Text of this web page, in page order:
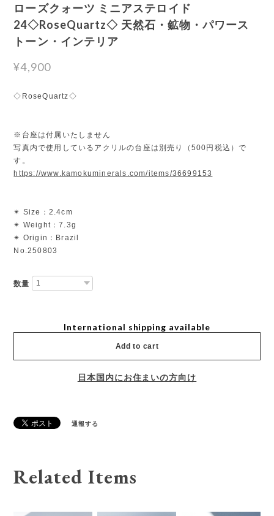
ローズクォーツ ミニアステロイド
24◇RoseQuartz◇ 天然石・鉱物・パワース
トーン・インテリア
¥4,900
◇RoseQuartz◇
※台座は付属いたしません
写真内で使用しているアクリルの台座は別売り（500円税込）で
す。
https://www.kamokuminerals.com/items/36699153
✴︎ Size：2.4cm
✴︎ Weight：7.3g
✴︎ Origin：Brazil
No.250803
数量
International shipping available
Add to cart
日本国内にお住まいの方向け
通報する
Related Items